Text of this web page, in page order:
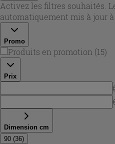
Activez les filtres souhaités.
automatiquement mis à jour
Promo
Produits en promotion (15)
Prix
Dimension cm
90 (36)